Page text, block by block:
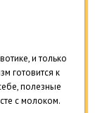
и только
готовится к
полезные
с молоком.